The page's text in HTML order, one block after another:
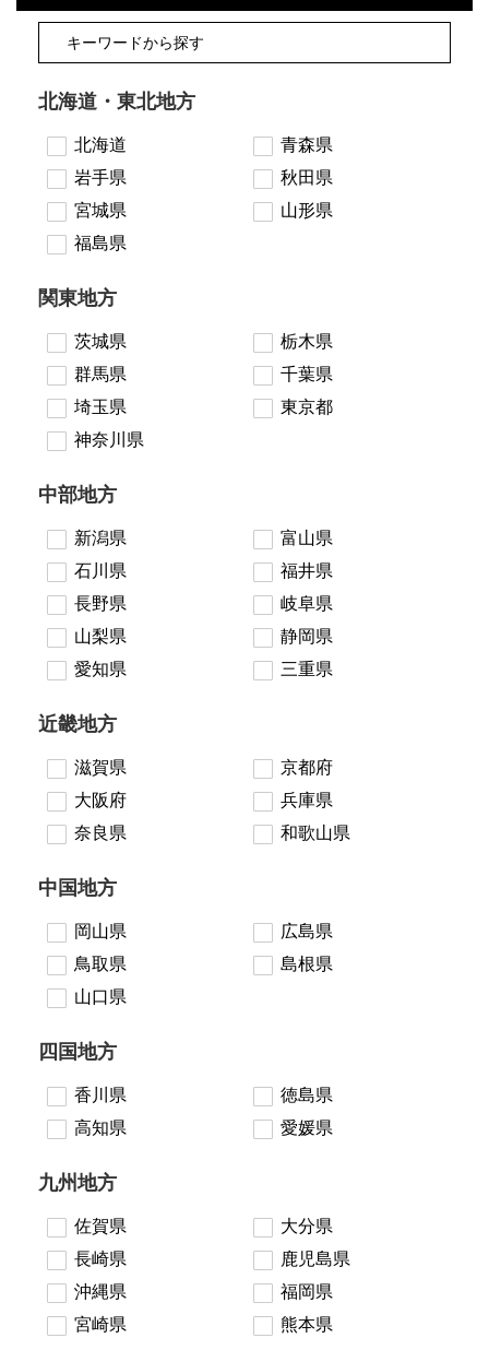
北海道・東北地方
北海道
青森県
岩手県
秋田県
宮城県
山形県
福島県
関東地方
茨城県
栃木県
群馬県
千葉県
埼玉県
東京都
神奈川県
中部地方
新潟県
富山県
石川県
福井県
長野県
岐阜県
山梨県
静岡県
愛知県
三重県
近畿地方
滋賀県
京都府
大阪府
兵庫県
奈良県
和歌山県
中国地方
岡山県
広島県
鳥取県
島根県
山口県
四国地方
香川県
徳島県
高知県
愛媛県
九州地方
佐賀県
大分県
長崎県
鹿児島県
沖縄県
福岡県
宮崎県
熊本県